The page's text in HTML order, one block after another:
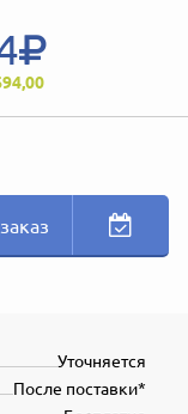
Уточняется
После поставки*